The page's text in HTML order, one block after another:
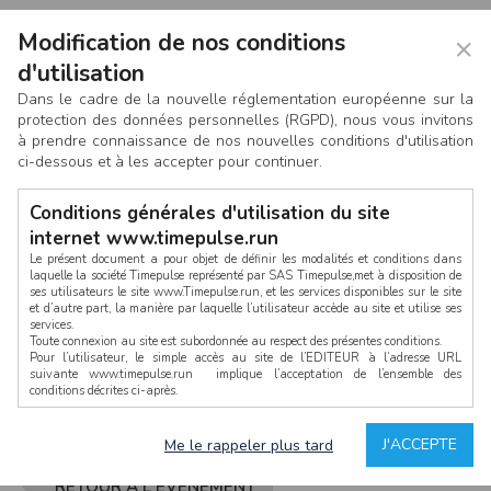
CONNEXION
RETOUR À L'ÉVÈNEMENT
×
Modification de nos conditions
d'utilisation
Dans le cadre de la nouvelle réglementation européenne sur la
protection des données personnelles (RGPD), nous vous invitons
à prendre connaissance de nos nouvelles conditions d'utilisation
ci-dessous et à les accepter pour continuer.
Conditions générales d'utilisation du site
internet www.timepulse.run
Le présent document a pour objet de définir les modalités et conditions dans
laquelle la société Timepulse représenté par SAS Timepulse,met à disposition de
ses utilisateurs le site www.Timepulse.run, et les services disponibles sur le site
et d’autre part, la manière par laquelle l’utilisateur accède au site et utilise ses
services.
Toute connexion au site est subordonnée au respect des présentes conditions.
Pour l’utilisateur, le simple accès au site de l’EDITEUR à l’adresse URL
suivante www.timepulse.run implique l’acceptation de l’ensemble des
conditions décrites ci-après.
La structure générale du site www.timepulse.run, par quelque procédé que ce
soit, sans l'autorisation préalable et par écrit de Fourcherot Mickael et/ou de ses
J'ACCEPTE
Me le rappeler plus tard